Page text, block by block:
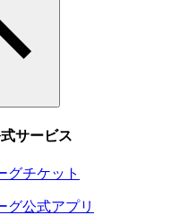
サービス
グチケット
グ公式アプリ